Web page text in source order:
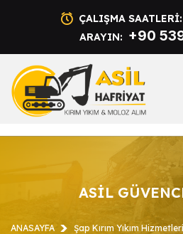
ÇALIŞMA SAATLERI:
ARAYIN: +90
ASİL
ANASAYFA Şap Kırım Yıkım Hizmetleri